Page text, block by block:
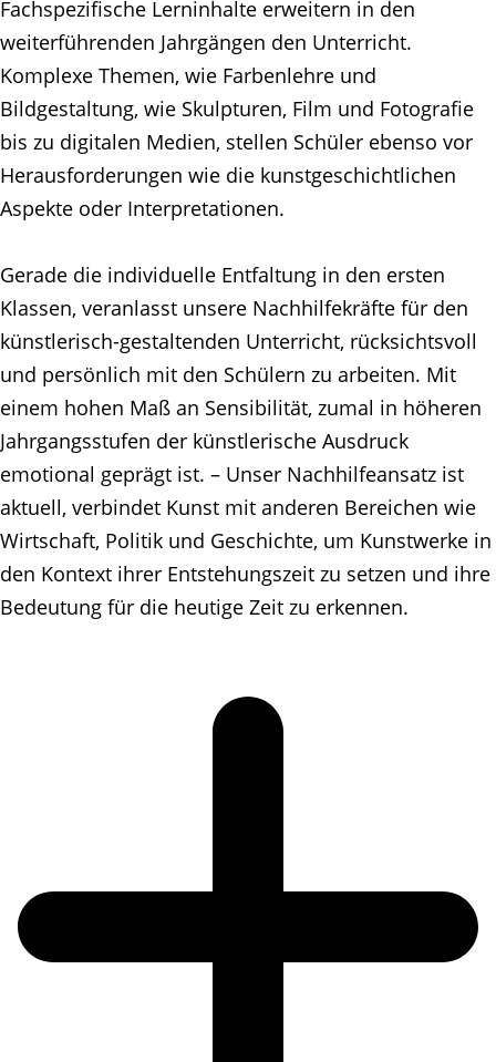
Fachspezifische Lerninhalte erweitern in den
weiterführenden Jahrgängen den Unterricht.
Komplexe Themen, wie Farbenlehre und
Bildgestaltung, wie Skulpturen, Film und Fotografie
bis zu digitalen Medien, stellen Schüler ebenso vor
Herausforderungen wie die kunstgeschichtlichen
Aspekte oder Interpretationen.
Gerade die individuelle Entfaltung in den ersten
Klassen, veranlasst unsere Nachhilfekräfte für den
künstlerisch-gestaltenden Unterricht, rücksichtsvoll
und persönlich mit den Schülern zu arbeiten. Mit
einem hohen Maß an Sensibilität, zumal in höheren
Jahrgangsstufen der künstlerische Ausdruck
emotional geprägt ist. – Unser Nachhilfeansatz ist
aktuell, verbindet Kunst mit anderen Bereichen wie
Wirtschaft, Politik und Geschichte, um Kunstwerke in
den Kontext ihrer Entstehungszeit zu setzen und ihre
Bedeutung für die heutige Zeit zu erkennen.